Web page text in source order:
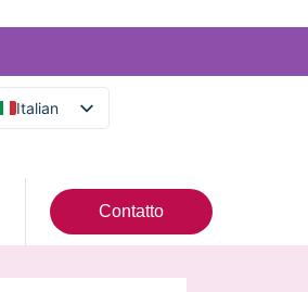
Italian
English
German
French
Contatto